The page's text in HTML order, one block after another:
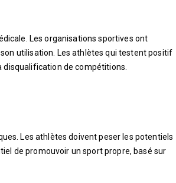
Les organisations sportives ont
utilisation. Les athlètes qui testent positif
disqualification de compétitions.
Les athlètes doivent peser les potentiels
de promouvoir un sport propre, basé sur